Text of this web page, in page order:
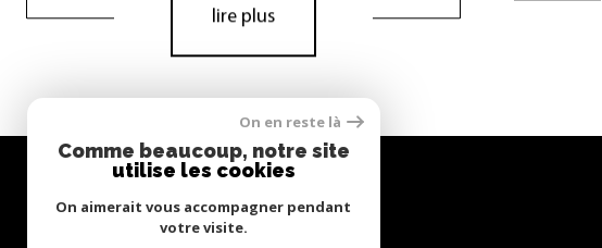
lire plus
On en reste là
Comme beaucoup, notre site
utilise les cookies
On aimerait vous accompagner pendant
votre visite.